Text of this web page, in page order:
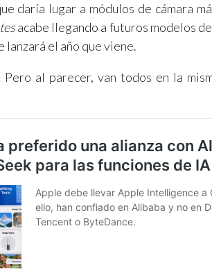
daría lugar a módulos de cámara
acabe llegando a futuros modelos
lanzará el año que viene.
al parecer, van todos en la